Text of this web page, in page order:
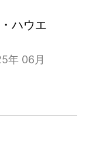
ハウエ
年 06月